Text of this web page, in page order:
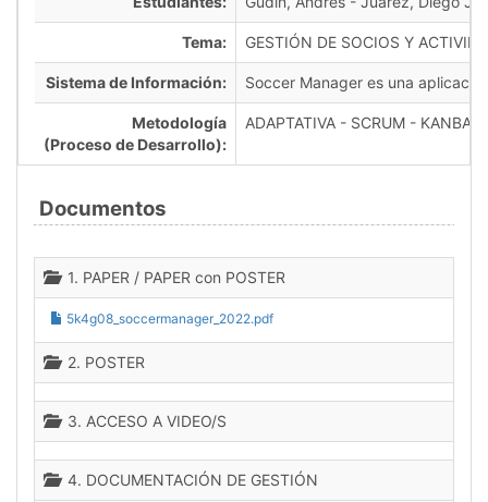
Tema: GESTIÓN DE SOCIOS Y
Sistema de Información: Soccer Manager es una
Metodología
(Proceso de Desarrollo):
ADAPTATIVA - SCRUM - KANBAN
Documentos
1. PAPER / PAPER con POSTER
5k4g08_soccermanager_2022.pdf
2. POSTER
3. ACCESO A VIDEO/S
4. DOCUMENTACIÓN DE GESTIÓN